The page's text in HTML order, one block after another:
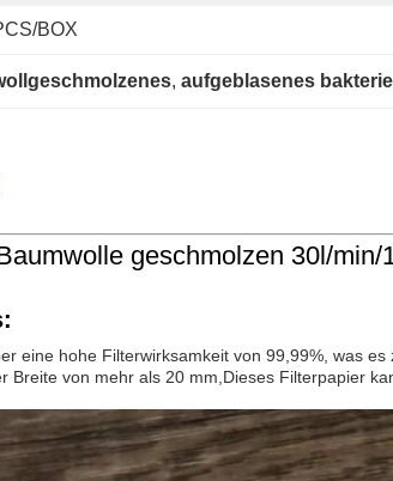
BOX
, aufgeblasenes
geschmolzen 30l/min/
eine hohe Filterwirksamkeit von 99,99%, was
Breite von mehr als 20 mm,Dieses Filterpapier